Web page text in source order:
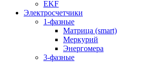
EKF
Электросчетчики
1-фазные
Матрица (smart)
Меркурий
Энергомера
3-фазные